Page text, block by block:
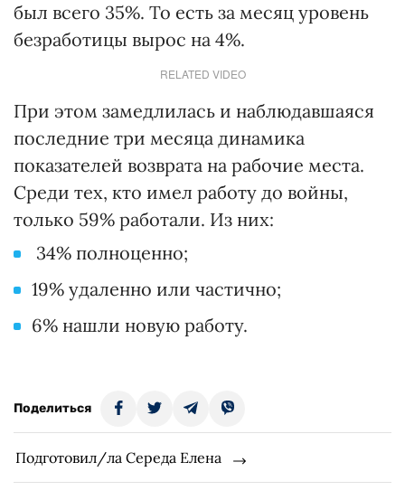
был всего 35%. То есть за месяц уровень
безработицы вырос на 4%.
RELATED VIDEO
При этом замедлилась и наблюдавшаяся
последние три месяца динамика
показателей возврата на рабочие места.
Среди тех, кто имел работу до войны,
только 59% работали. Из них:
34% полноценно;
19% удаленно или частично;
6% нашли новую работу.
Поделиться
Подготовил/ла Середа Елена